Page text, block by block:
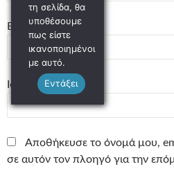
Email*
Ιστότοπος
Αποθήκευσε το όνομά μου,
σε αυτόν τον πλοηγό για την
τη σελίδα, θα
υποθέσουμε
πως είστε
ικανοποιημένοι
με αυτό.
Εντάξει